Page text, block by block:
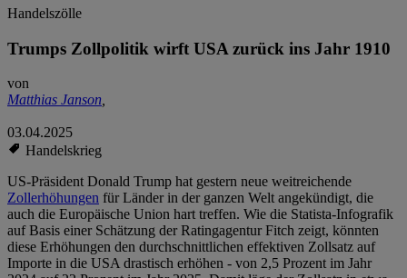
Handelszölle
Trumps Zollpolitik wirft USA zurück ins Jahr 1910
von
Matthias Janson,
03.04.2025
Handelskrieg
US-Präsident Donald Trump hat gestern neue weitreichende
Zollerhöhungen für Länder in der ganzen Welt angekündigt, die
auch die Europäische Union hart treffen. Wie die Statista-Infografik
auf Basis einer Schätzung der Ratingagentur Fitch zeigt, könnten
diese Erhöhungen den durchschnittlichen effektiven Zollsatz auf
Importe in die USA drastisch erhöhen - von 2,5 Prozent im Jahr